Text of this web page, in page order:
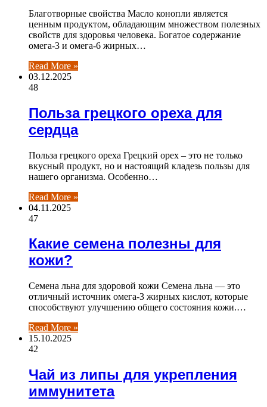
Благотворные свойства Масло конопли является
ценным продуктом, обладающим множеством полезных
свойств для здоровья человека. Богатое содержание
омега-3 и омега-6 жирных…
Read More »
03.12.2025
48
Польза грецкого ореха для
сердца
Польза грецкого ореха Грецкий орех – это не только
вкусный продукт, но и настоящий кладезь пользы для
нашего организма. Особенно…
Read More »
04.11.2025
47
Какие семена полезны для
кожи?
Семена льна для здоровой кожи Семена льна — это
отличный источник омега-3 жирных кислот, которые
способствуют улучшению общего состояния кожи.…
Read More »
15.10.2025
42
Чай из липы для укрепления
иммунитета